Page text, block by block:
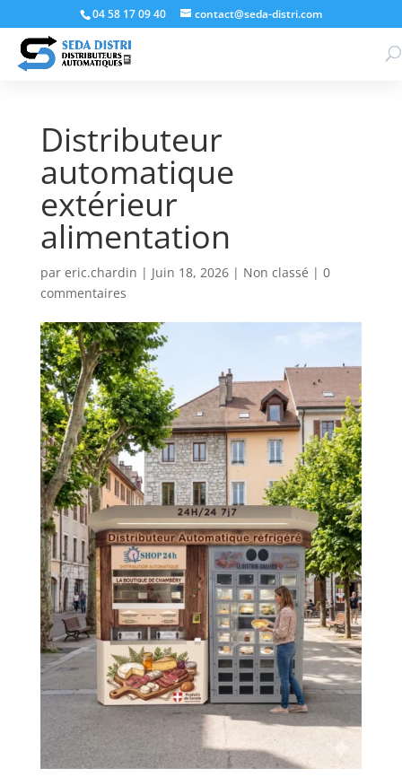
04 58 17 09 40 contact@seda-distri.com
Distributeur
automatique
extérieur
alimentation
par eric.chardin | Juin 18, 2026| Non classé | 0
commentaires